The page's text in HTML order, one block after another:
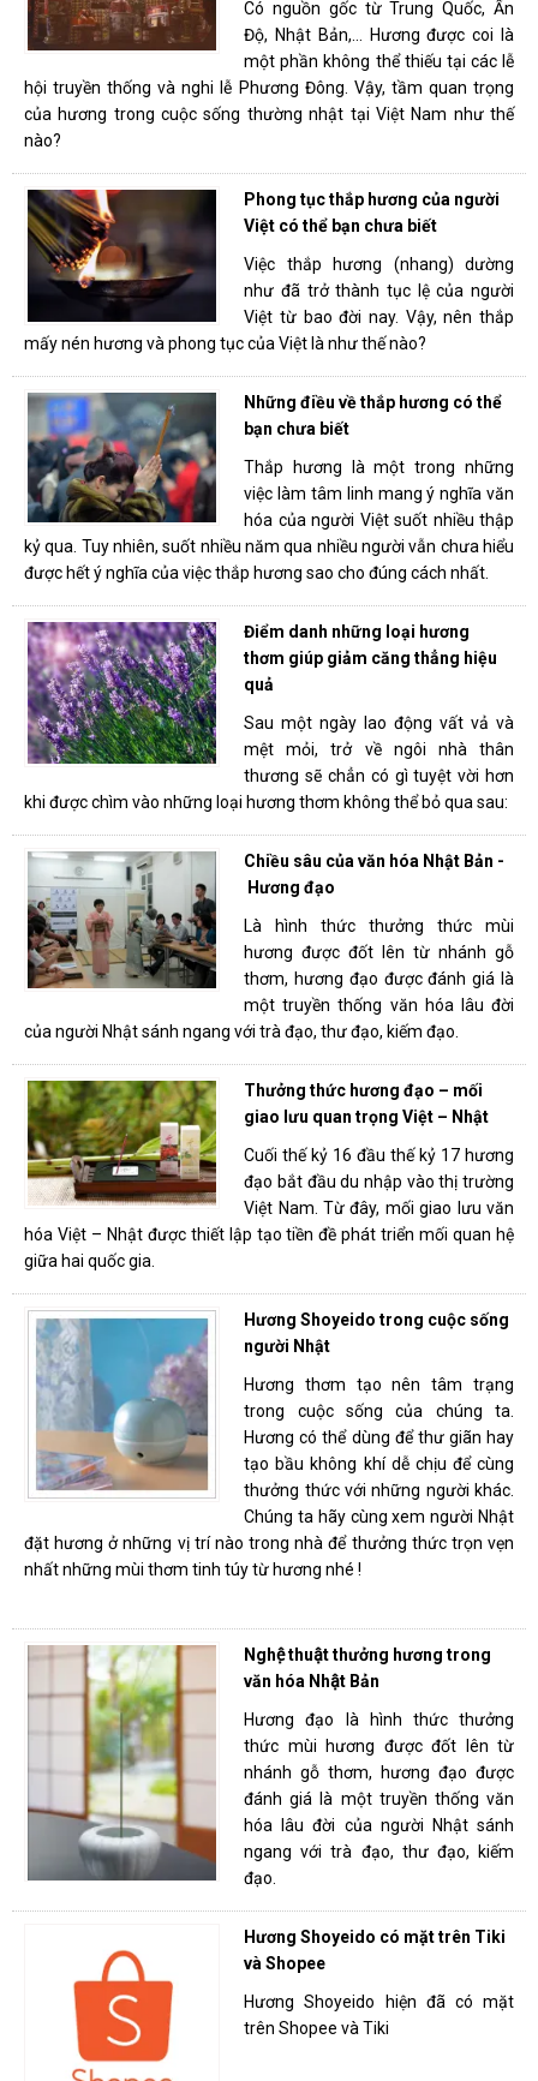
Có nguồn gốc từ Trung Quốc, Ấn
Độ, Nhật Bản,… Hương được coi là
một phần không thể thiếu tại các lễ
hội truyền thống và nghi lễ Phương Đông. Vậy, tầm quan trọng
của hương trong cuộc sống thường nhật tại Việt Nam như thế
nào?
Phong tục thắp hương của người
Việt có thể bạn chưa biết
Việc thắp hương (nhang) dường
như đã trở thành tục lệ của người
Việt từ bao đời nay. Vậy, nên thắp
mấy nén hương và phong tục của Việt là như thế nào?
Những điều về thắp hương có thể
bạn chưa biết
Thắp hương là một trong những
việc làm tâm linh mang ý nghĩa văn
hóa của người Việt suốt nhiều thập
kỷ qua. Tuy nhiên, suốt nhiều năm qua nhiều người vẫn chưa hiểu
được hết ý nghĩa của việc thắp hương sao cho đúng cách nhất.
Điểm danh những loại hương
thơm giúp giảm căng thẳng hiệu
quả
Sau một ngày lao động vất vả và
mệt mỏi, trở về ngôi nhà thân
thương sẽ chẳn có gì tuyệt vời hơn
khi được chìm vào những loại hương thơm không thể bỏ qua sau:
Chiều sâu của văn hóa Nhật Bản -
Hương đạo
Là hình thức thưởng thức mùi
hương được đốt lên từ nhánh gỗ
thơm, hương đạo được đánh giá là
một truyền thống văn hóa lâu đời
của người Nhật sánh ngang với trà đạo, thư đạo, kiếm đạo.
Thưởng thức hương đạo – mối
giao lưu quan trọng Việt – Nhật
Cuối thế kỷ 16 đầu thế kỷ 17 hương
đạo bắt đầu du nhập vào thị trường
Việt Nam. Từ đây, mối giao lưu văn
hóa Việt – Nhật được thiết lập tạo tiền đề phát triển mối quan hệ
giữa hai quốc gia.
Hương Shoyeido trong cuộc sống
người Nhật
Hương thơm tạo nên tâm trạng
trong cuộc sống của chúng ta.
Hương có thể dùng để thư giãn hay
tạo bầu không khí dễ chịu để cùng
thưởng thức với những người khác.
Chúng ta hãy cùng xem người Nhật
đặt hương ở những vị trí nào trong nhà để thưởng thức trọn vẹn
nhất những mùi thơm tinh túy từ hương nhé !
Nghệ thuật thưởng hương trong
văn hóa Nhật Bản
Hương đạo là hình thức thưởng
thức mùi hương được đốt lên từ
nhánh gỗ thơm, hương đạo được
đánh giá là một truyền thống văn
hóa lâu đời của người Nhật sánh
ngang với trà đạo, thư đạo, kiếm
đạo.
Hương Shoyeido có mặt trên Tiki
và Shopee
Hương Shoyeido hiện đã có mặt
trên Shopee và Tiki